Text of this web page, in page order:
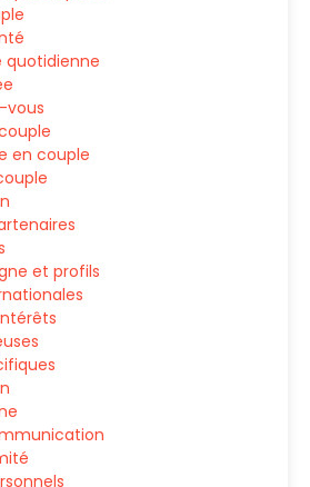
quotidienne
vous
en couple
et profils